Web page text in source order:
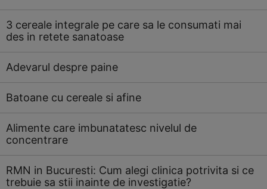
3 cereale integrale pe care sa le consumati mai
des in retete sanatoase
Adevarul despre paine
Batoane cu cereale si afine
Alimente care imbunatatesc nivelul de
concentrare
RMN in Bucuresti: Cum alegi clinica potrivita si ce
trebuie sa stii inainte de investigatie?